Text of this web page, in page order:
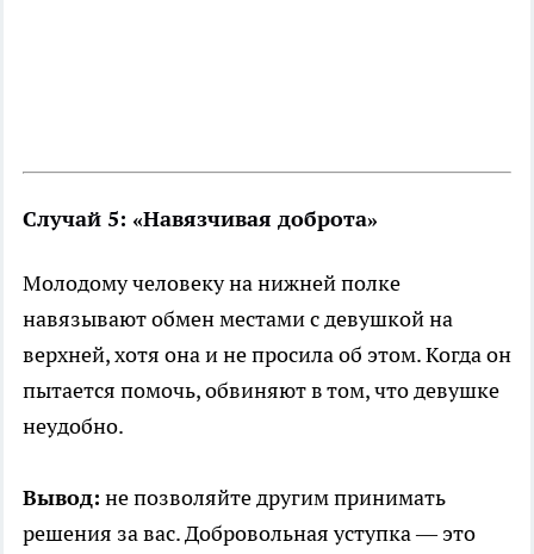
Случай 5: «Навязчивая доброта»
Молодому человеку на нижней полке
навязывают обмен местами с девушкой на
верхней, хотя она и не просила об этом. Когда он
пытается помочь, обвиняют в том, что девушке
неудобно.
Вывод: не позволяйте другим принимать
решения за вас. Добровольная уступка — это